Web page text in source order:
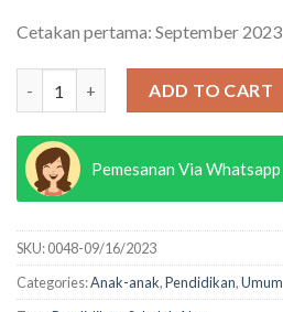
Cetakan pertama: September 2023
ADD TO CART
Pemesanan Via Whatsapp
SKU:0048-09/16/2023
Categories:Anak-anak,Pendidikan,Umum